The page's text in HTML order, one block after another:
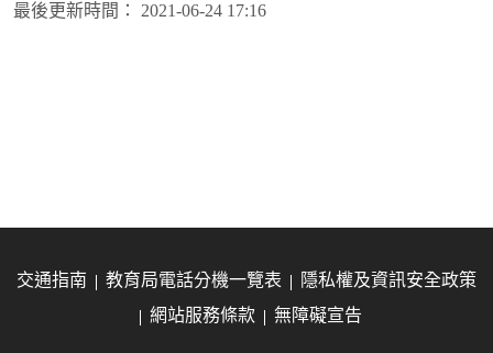
最後更新時間： 2021-06-24 17:16
交通指南 教育局電話分機一覽表
隱私權及資訊安全政策
網站服務條款
無障礙宣告